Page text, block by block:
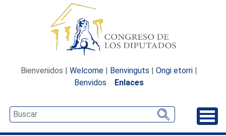
Bienvenidos | Welcome | Benvinguts | Ongi etorri |
Benvidos
Enlaces